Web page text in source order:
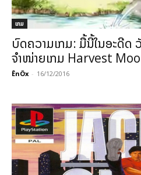
ເກມ
ບົດຄວາມເກມ: ມື້ນີ້ໃນອະດີດ
ຈຳໜ່າຍເກມ Harvest
ÊnÖx - 16/12/2016